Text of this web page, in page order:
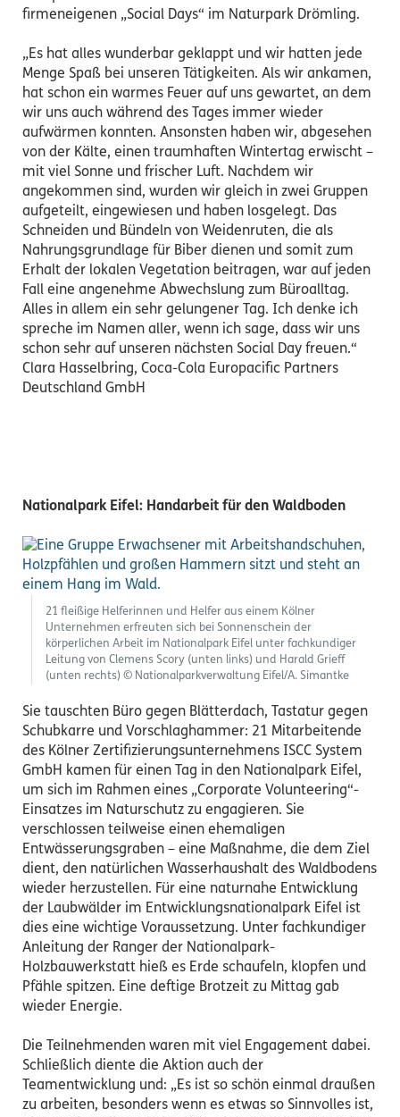
firmeneigenen „Social Days“ im Naturpark Drömling.
„Es hat alles wunderbar geklappt und wir hatten jede
Menge Spaß bei unseren Tätigkeiten. Als wir ankamen,
hat schon ein warmes Feuer auf uns gewartet, an dem
wir uns auch während des Tages immer wieder
aufwärmen konnten. Ansonsten haben wir, abgesehen
von der Kälte, einen traumhaften Wintertag erwischt –
mit viel Sonne und frischer Luft. Nachdem wir
angekommen sind, wurden wir gleich in zwei Gruppen
aufgeteilt, eingewiesen und haben losgelegt. Das
Schneiden und Bündeln von Weidenruten, die als
Nahrungsgrundlage für Biber dienen und somit zum
Erhalt der lokalen Vegetation beitragen, war auf jeden
Fall eine angenehme Abwechslung zum Büroalltag.
Alles in allem ein sehr gelungener Tag. Ich denke ich
spreche im Namen aller, wenn ich sage, dass wir uns
schon sehr auf unseren nächsten Social Day freuen.“
Clara Hasselbring, Coca-Cola Europacific Partners
Deutschland GmbH
Nationalpark Eifel: Handarbeit für den Waldboden
21 fleißige Helferinnen und Helfer aus einem Kölner
Unternehmen erfreuten sich bei Sonnenschein der
körperlichen Arbeit im Nationalpark Eifel unter fachkundiger
Leitung von Clemens Scory (unten links) und Harald Grieff
(unten rechts) © Nationalparkverwaltung Eifel/A. Simantke
Sie tauschten Büro gegen Blätterdach, Tastatur gegen
Schubkarre und Vorschlaghammer: 21 Mitarbeitende
des Kölner Zertifizierungsunternehmens ISCC System
GmbH kamen für einen Tag in den Nationalpark Eifel,
um sich im Rahmen eines „Corporate Volunteering“-
Einsatzes im Naturschutz zu engagieren. Sie
verschlossen teilweise einen ehemaligen
Entwässerungsgraben – eine Maßnahme, die dem Ziel
dient, den natürlichen Wasserhaushalt des Waldbodens
wieder herzustellen. Für eine naturnahe Entwicklung
der Laubwälder im Entwicklungsnationalpark Eifel ist
dies eine wichtige Voraussetzung. Unter fachkundiger
Anleitung der Ranger der Nationalpark-
Holzbauwerkstatt hieß es Erde schaufeln, klopfen und
Pfähle spitzen. Eine deftige Brotzeit zu Mittag gab
wieder Energie.
Die Teilnehmenden waren mit viel Engagement dabei.
Schließlich diente die Aktion auch der
Teamentwicklung und: „Es ist so schön einmal draußen
zu arbeiten, besonders wenn es etwas so Sinnvolles ist,